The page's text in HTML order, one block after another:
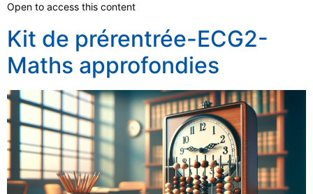
Open to access this content
Kit de prérentrée-ECG2-
Maths approfondies